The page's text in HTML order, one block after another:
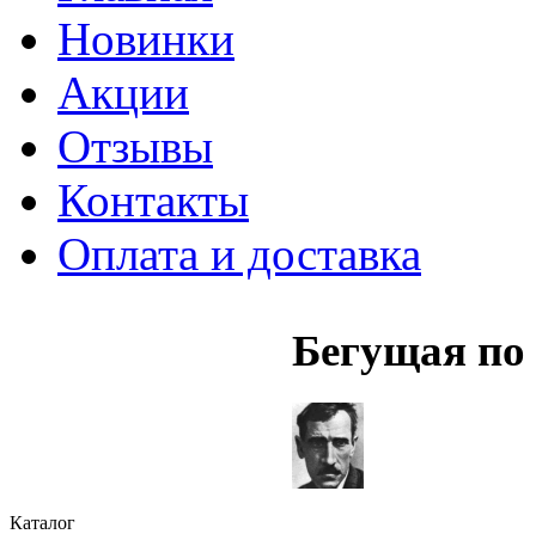
Новинки
Акции
Отзывы
Контакты
Оплата и доставка
Каталог
Бегущая по